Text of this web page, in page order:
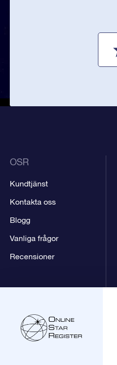
OSR
Kundtjänst
Kontakta oss
Blogg
Vanliga frågor
Recensioner